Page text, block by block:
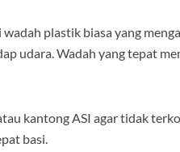
plastik biasa yang
udara. Wadah yang tepat
kantong ASI agar tidak
basi.